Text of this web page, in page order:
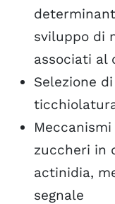
sviluppo di
associati al
Selezione
zuccheri in
actinidia,
segnale